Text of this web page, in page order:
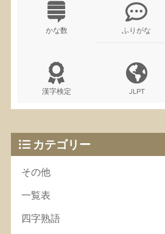
かな数 ふりがな
漢字検定 JLPT
カテゴリー
その他
一覧表
四字熟語